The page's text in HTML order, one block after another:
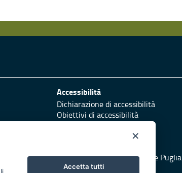
Accessibilità
Dichiarazione di accessibilità
Obiettivi di accessibilità
Vai al sito di Protezione Civile Puglia
×
Accetta tutti